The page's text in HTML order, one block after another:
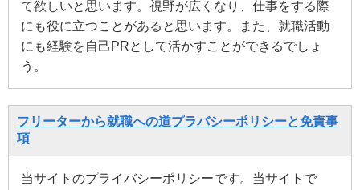
て欲しいと思います。視野が広くなり、仕事をする際
にも役に立つことがあると思います。また、就職活動
にも経験を自己PRとして活かすことができるでしょ
う。
フリーターから就職への道プラバシーポリシーと免責事
項
当サイトのプライバシーポリシーです。当サイトで